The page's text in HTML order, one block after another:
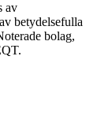
av
betydelsefulla
bolag,